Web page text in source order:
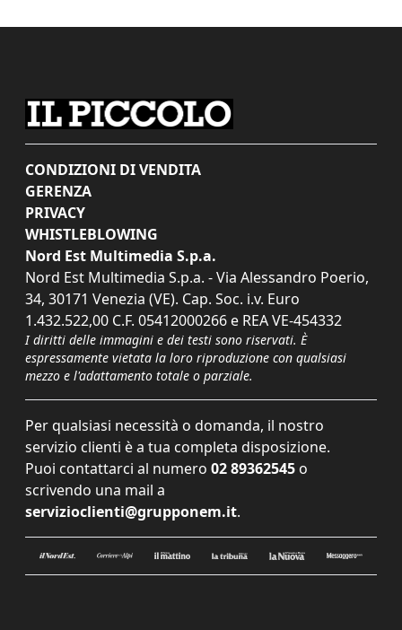
CONDIZIONI DI VENDITA
GERENZA
PRIVACY
WHISTLEBLOWING
Nord Est Multimedia S.p.a.
Nord Est Multimedia S.p.a. - Via Alessandro Poerio,
34, 30171 Venezia (VE). Cap. Soc. i.v. Euro
1.432.522,00 C.F. 05412000266 e REA VE-454332
I diritti delle immagini e dei testi sono riservati. È
espressamente vietata la loro riproduzione con qualsiasi
mezzo e l'adattamento totale o parziale.
Per qualsiasi necessità o domanda, il nostro
servizio clienti è a tua completa disposizione.
Puoi contattarci al numero 02 89362545 o
scrivendo una mail a
servizioclienti@grupponem.it.